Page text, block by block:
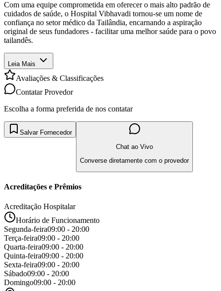
Com uma equipe comprometida em oferecer o mais alto padrão de
cuidados de saúde, o Hospital Vibhavadi tornou-se um nome de
confiança no setor médico da Tailândia, encarnando a aspiração
original de seus fundadores - facilitar uma melhor saúde para o povo
tailandês.
Leia Mais
Avaliações & Classificações
Contatar Provedor
Escolha a forma preferida de nos contatar
Salvar Fornecedor
Chat ao Vivo
Converse diretamente com o provedor
Acreditações e Prêmios
Acreditação Hospitalar
Horário de Funcionamento
Segunda-feira09:00 - 20:00
Terça-feira09:00 - 20:00
Quarta-feira09:00 - 20:00
Quinta-feira09:00 - 20:00
Sexta-feira09:00 - 20:00
Sábado09:00 - 20:00
Domingo09:00 - 20:00